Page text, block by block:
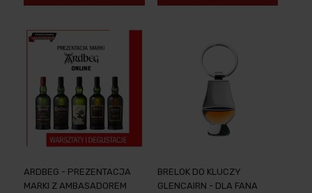
ARDBEG - PREZENTACJA
MARKI Z AMBASADOREM
BRELOK DO KLUCZY
GLENCAIRN - DLA FANA